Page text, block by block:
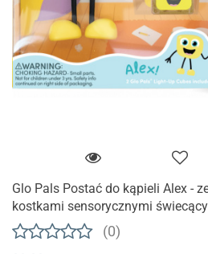
Glo Pals Postać do kąpieli Alex -
kostkami sensorycznymi
(0)